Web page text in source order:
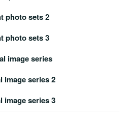
photo sets 2
photo sets 3
image series
image series 2
image series 3